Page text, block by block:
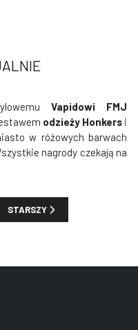
Vapidowi FMJ
odzieży Honkersi
w różowych barwach
nagrody czekają na
NOWOŚCI, PREMIE I ZNIŻKI:
NASTĘPNA STRONA:
STARSZY